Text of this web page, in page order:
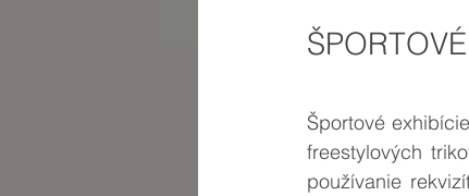
Športové
freestylových
používanie